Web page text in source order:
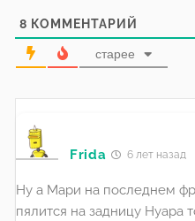
8 КОММЕНТАРИЙ
старее
Frida 6 лет назад
Ну а Мари на последнем
пялится на задницу Нуара